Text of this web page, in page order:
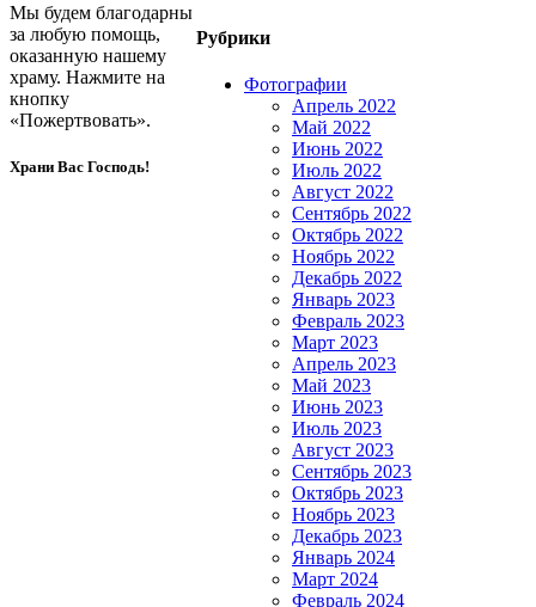
Рубрики
Фотографии
Апрель 2022
Май 2022
Июнь 2022
Июль 2022
Август 2022
Сентябрь 2022
Октябрь 2022
Ноябрь 2022
Декабрь 2022
Январь 2023
Февраль 2023
Март 2023
Апрель 2023
Май 2023
Июнь 2023
Июль 2023
Август 2023
Сентябрь 2023
Октябрь 2023
Ноябрь 2023
Декабрь 2023
Январь 2024
Март 2024
Февраль 2024
Мы будем благодарны
за любую помощь,
оказанную нашему
храму. Нажмите на
кнопку
«Пожертвовать».
Храни Вас Господь!